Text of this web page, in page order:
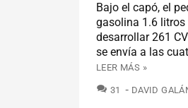
Bajo el capó, el
gasolina 1.6
desarrollar 261
se envía a las
LEER MÁS »
31 COMENTARIOS
DAVID